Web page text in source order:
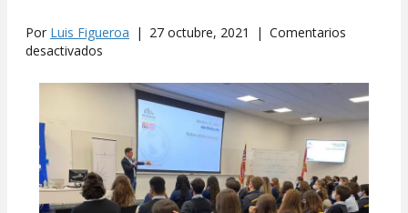
Por Luis Figueroa | 27 octubre, 2021 | Comentarios
desactivados
y
libertad
financiera
para
jóvenes